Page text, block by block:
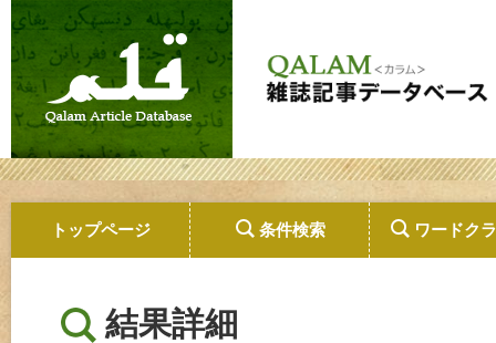
トップページ 条件検索 ワードク
結果詳細